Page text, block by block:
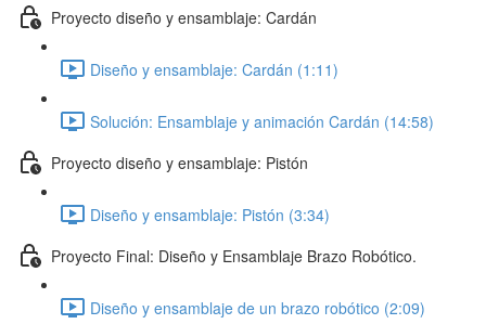
Proyecto diseño y ensamblaje: Cardán
Diseño y ensamblaje: Cardán (1:11)
Solución: Ensamblaje y animación Cardán (14:58)
Proyecto diseño y ensamblaje: Pistón
Diseño y ensamblaje: Pistón (3:34)
Proyecto Final: Diseño y Ensamblaje Brazo Robótico.
Diseño y ensamblaje de un brazo robótico (2:09)